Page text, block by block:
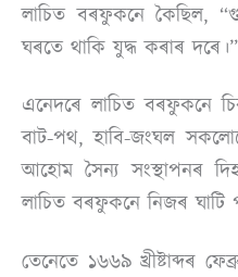
লাচিত বৰফুকনে কৈছিল,
ঘৰতে থাকি যুদ্ধ কৰাৰ দৰে।”
এনেদৰে লাচিত বৰফুকনে
বাট-পথ, হাবি-জংঘল
আহোম সৈন্য সংস্থাপনৰ
লাচিত বৰফুকনে নিজৰ ঘাটি
তেনেতে ১৬৬৯ খ্ৰীষ্টাব্দৰ